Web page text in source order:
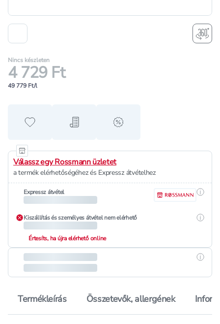
Nincs készleten
4 729 Ft
49 779 Ft/l
Hozzáadás a kedvencekhez
Hozzáadás a bevásárló listához
alert when on sale
Válassz egy Rossmann üzletet
a termék elérhetőségéhez és Expressz átvételhez
Expressz átvétel
Kiszállítás és személyes átvétel nem elérhető
Értesíts, ha újra elérhető online
Termékleírás Összetevők, allergének